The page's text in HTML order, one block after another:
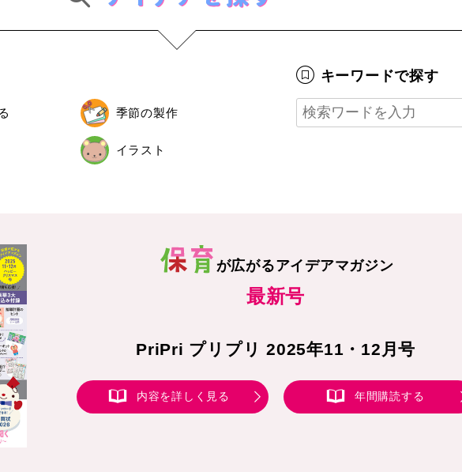
季節の製作
イラスト
キーワードで探す
が広がるアイデアマガジン
最新号
PriPri プリプリ 2025年11・12月号
内容を詳しく見る 年間購読する